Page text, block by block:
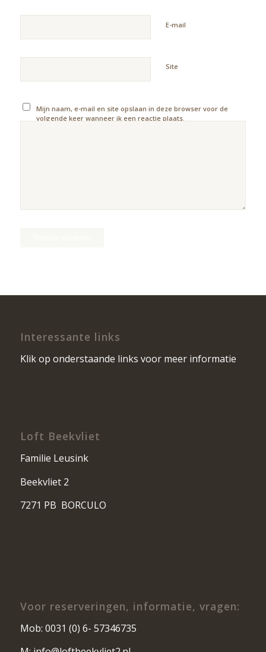
E-mail
Site
Mijn naam, e-mail en site opslaan in deze browser voor de
volgende keer wanneer ik een reactie plaats.
Interessante links
Klik op onderstaande links voor meer informatie
Loft Beekvliet
Familie Leusink
Beekvliet 2
7271 PB BORCULO
Voor reserveringen, informatie, vragen:
Mob: 0031 (0) 6- 57346735